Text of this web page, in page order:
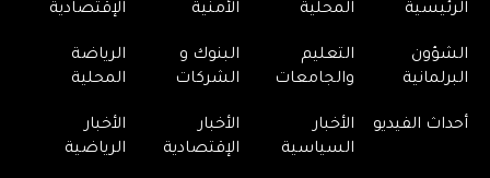
الرئيسية
المحلية
الأمنية
الإقتصادية
الشؤون
البرلمانية
التعليم
والجامعات
البنوك و
الشركات
الرياضة
المحلية
أحداث الفيديو
الأخبار
السياسية
الأخبار
الإقتصادية
الأخبار
الرياضية